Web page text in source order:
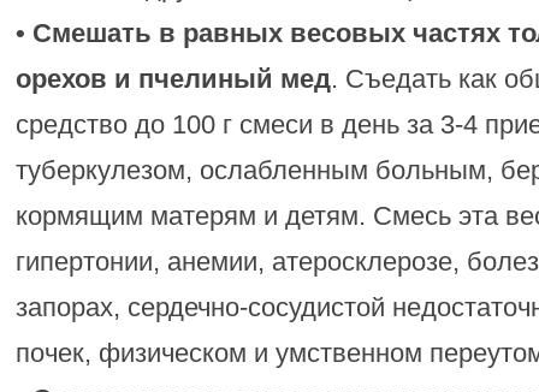
• Смешать в равных весовых частях
орехов и пчелиный мед. Съедать как
средство до 100 г смеси в день за 3-4
туберкулезом, ослабленным больным,
кормящим матерям и детям. Смесь эта
гипертонии, анемии, атеросклерозе,
запорах, сердечно-сосудистой
почек, физическом и умственном